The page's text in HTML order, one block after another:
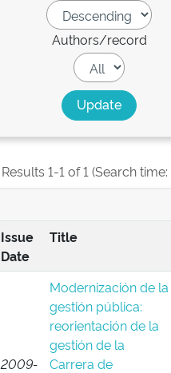
Authors/record
Results 1-1 of 1 (Search
Issue
Date
Title
2009-
Modernización de la
gestión pública:
reorientación de la
gestión de la
Carrera de